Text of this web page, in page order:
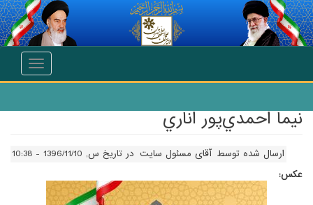
انتقال به محتوای اصلی
Toggle
نيما احمدي‌پور اناري
ارسال شده توسط آقای مسئول سایت در تاریخ س, 1396/11/10 - 10:38
عکس: